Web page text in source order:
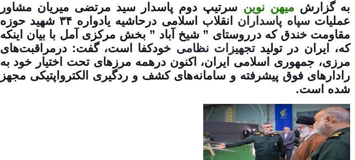
به گزارش میهن نوین سرتیپ دوم پاسدار سید مرتضی میریان مشاور
عملیاتسپاه پاسداران
انقلاب اسلامی درحاشیه یادواره ۳۴ شهید حوزه
مقاومت خندق که درروستای ” شیخ آباد ” بخش مرکزی آمل با بیان اینکه
که، ایران در تولیدتجهیزات نظامی خودکفا است، گفت: درمراقبت‌های
مرزی، جمهوری اسلامی ایران، اکنون درهمه مرز‌های تحت اختیار خود به
رادار‌های فوق پیشرفته و سامانه‌های کشف و ردگیری الکترواپتیکی مجهز
شده است.